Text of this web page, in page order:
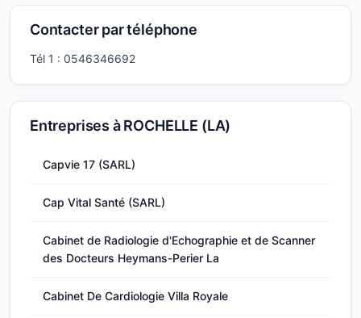
Contacter par téléphone
Tél 1 : 0546346692
Entreprises à ROCHELLE (LA)
Capvie 17 (SARL)
Cap Vital Santé (SARL)
Cabinet de Radiologie d'Echographie et de Scanner
des Docteurs Heymans-Perier La
Cabinet De Cardiologie Villa Royale